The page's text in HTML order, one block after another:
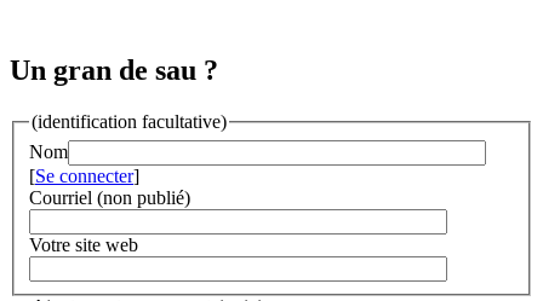
Un gran de sau ?
(identification facultative)
Nom
[Se connecter]
Courriel (non publié)
Votre site web